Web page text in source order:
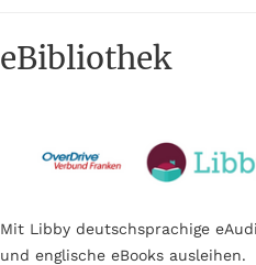
eBibliothek
Mit Libby deutschsprachige
und englische eBooks ausleihen.